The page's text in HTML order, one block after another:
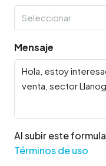
Seleccionar
Mensaje
Al subir este
Términos de uso